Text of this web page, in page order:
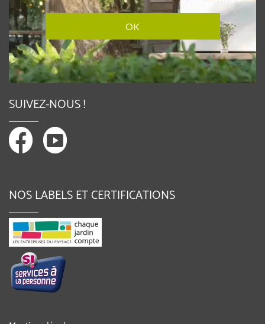
SUIVEZ-NOUS !
NOS LABELS ET CERTIFICATIONS